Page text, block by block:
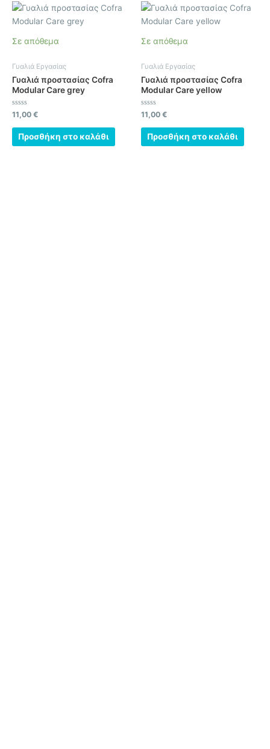
Σε απόθεμα
Γυαλιά Εργασίας
Γυαλιά προστασίας Cofra
Modular Care grey
Βαθμολογήθηκε
0
από
11,00 €
Προσθήκη στο καλάθι
Σε απόθεμα
Γυαλιά Εργασίας
Γυαλιά προστασίας Cofra
Modular Care yellow
Βαθμολογήθηκε
0
από
11,00 €
Προσθήκη στο καλάθι